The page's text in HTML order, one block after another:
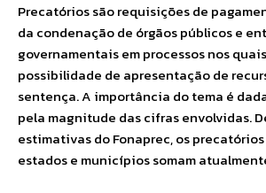
Precatórios são requisições de
da condenação de órgãos públicos e
governamentais em processos nos
possibilidade de apresentação de
sentença. A importância do tema é
pela magnitude das cifras envolvidas.
estimativas do Fonaprec, os
estados e municípios somam